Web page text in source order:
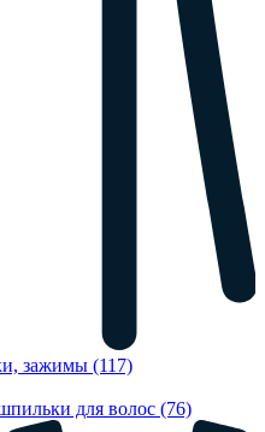
зажимы (117)
для волос (76)